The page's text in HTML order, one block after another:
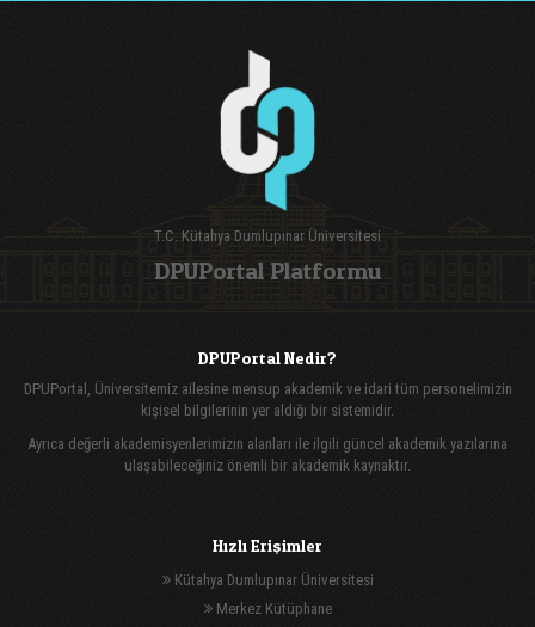
T.C. Kütahya Dumlupınar Üniversitesi
DPUPortal Platformu
DPUPortal Nedir?
DPUPortal, Üniversitemiz ailesine mensup akademik ve idari tüm personelimizin
kişisel bilgilerinin yer aldığı bir sistemidir.
Ayrıca değerli akademisyenlerimizin alanları ile ilgili güncel akademik yazılarına
ulaşabileceğiniz önemli bir akademik kaynaktır.
Hızlı Erişimler
Kütahya Dumlupınar Üniversitesi
Merkez Kütüphane